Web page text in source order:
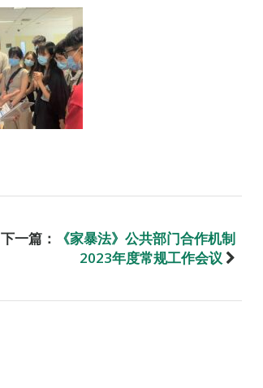
下一篇：
《家暴法》公共部门合作机制
2023年度常规工作会议